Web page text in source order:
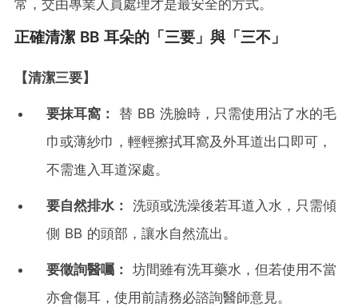
常，交由專業人員處理才是最安全的方式。
正確清潔 BB 耳朵的「三要」與「三不」
【清潔三要】
要抹耳窩：
替 BB 洗臉時，只需使用沾了水的毛
巾或薄紗巾，輕輕擦拭耳窩及外耳道出口即可，
不需進入耳道深處。
要自然排水： 洗頭或洗澡後若耳道入水，只需傾
側 BB 的頭部，讓水自然流出。
要徵詢醫囑： 坊間雖有洗耳藥水，但若使用不當
亦會傷耳，使用前請務必諮詢醫師意見。